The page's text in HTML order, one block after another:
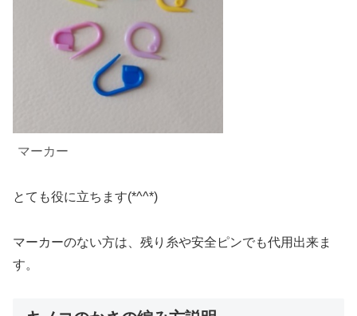
マーカー
とても役に立ちます(*^^*)
マーカーのない方は、残り糸や安全ピンでも代用出来ま
す。